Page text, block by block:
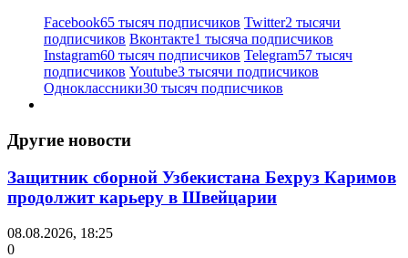
Facebook65 тысяч подписчиков Twitter2 тысячи
подписчиков Вконтакте1 тысяча подписчиков
Instagram60 тысяч подписчиков Telegram57 тысяч
подписчиков Youtube3 тысячи подписчиков
Одноклассники30 тысяч подписчиков
Другие новости
Защитник сборной Узбекистана Бехруз Каримов
продолжит карьеру в Швейцарии
08.08.2026, 18:25
0